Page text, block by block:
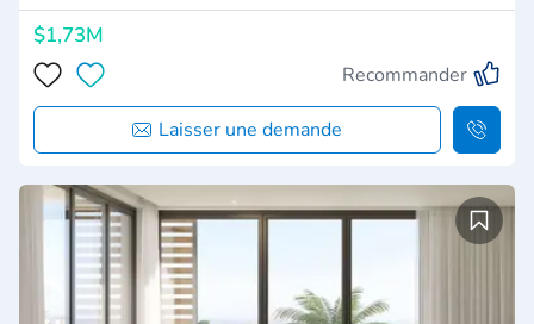
$1,73M
Recommander
Laisser une demande